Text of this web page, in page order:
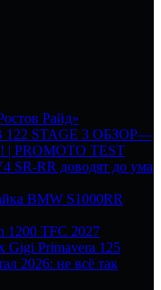
Райд»
122 STAGE 3 ОБЗОР—
TEST
SR-RR доводят до ума
BMW S1000RR
1200 TFC 2027
Primavera 125
2026: не всё так